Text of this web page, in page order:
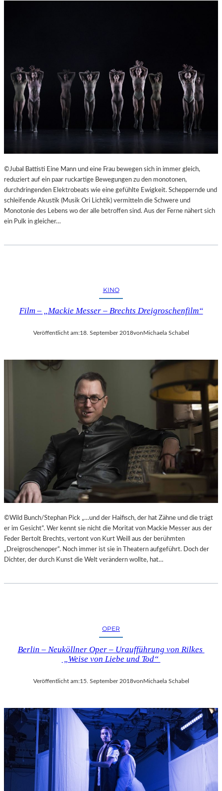
©Jubal Battisti Eine Mann und eine Frau bewegen sich in immer gleich,
reduziert auf ein paar ruckartige Bewegungen zu den monotonen,
durchdringenden Elektrobeats wie eine gefühlte Ewigkeit. Scheppernde und
schleifende Akustik (Musik Ori Lichtik) vermitteln die Schwere und
Monotonie des Lebens wo der alle betroffen sind. Aus der Ferne nähert sich
ein Pulk in gleicher…
KINO
Film – „Mackie Messer – Brechts Dreigroschenfilm“
Veröffentlicht am:18. September 2018vonMichaela Schabel
©Wild Bunch/Stephan Pick „…und der Haifisch, der hat Zähne und die trägt
er im Gesicht“. Wer kennt sie nicht die Moritat von Mackie Messer aus der
Feder Bertolt Brechts, vertont von Kurt Weill aus der berühmten
„Dreigroschenoper“. Noch immer ist sie in Theatern aufgeführt. Doch der
Dichter, der durch Kunst die Welt verändern wollte, hat…
OPER
Berlin – Neuköllner Oper – Uraufführung von Rilkes
„Weise von Liebe und Tod“
Veröffentlicht am:15. September 2018vonMichaela Schabel